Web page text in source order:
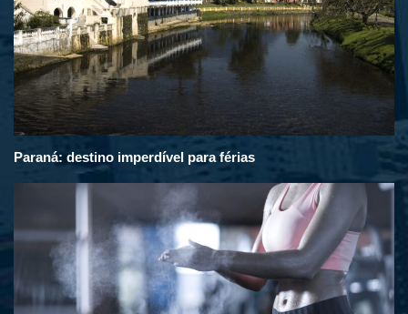
Paraná: destino imperdível para férias